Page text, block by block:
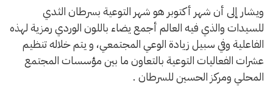
ويشار إلى أن شهر أكتوبر هو شهر التوعية بسرطان الثدي
للسيدات والذي فيه العالم أجمع يضاء باللون الوردي رمزية لهذه
الفاعلية وفي سبيل زيادة الوعي المجتمعي، و يتم خلاله تنظيم
عشرات الفعاليات التوعية بالتعاون ما بين مؤسسات المجتمع
المحلي ومركز الحسين للسرطان .